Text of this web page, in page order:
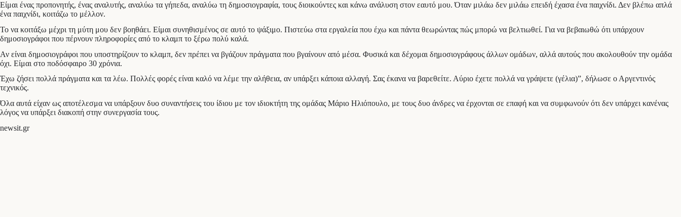
Είμαι ένας προπονητής, ένας αναλυτής, αναλύω τα γήπεδα, αναλύω τη δημοσιογραφία, τους διοικούντες και κάνω ανάλυση στον εαυτό μου. Όταν μιλάω δεν μιλάω επειδή έχασα ένα παιχνίδι. Δεν βλέπω απλά
ένα παιχνίδι, κοιτάζω το μέλλον.
Το να κοιτάξω μέχρι τη μύτη μου δεν βοηθάει. Είμαι συνηθισμένος σε αυτό το ψάξιμο. Πιστεύω στα εργαλεία που έχω και πάντα θεωρώντας πώς μπορώ να βελτιωθεί. Για να βεβαιωθώ ότι υπάρχουν
δημοσιογράφοι που πέρνουν πληροφορίες από το κλαμπ το ξέρω πολύ καλά.
Αν είναι δημοσιογράφοι που υποστηρίζουν το κλαμπ, δεν πρέπει να βγάζουν πράγματα που βγαίνουν από μέσα. Φυσικά και δέχομαι δημοσιογράφους άλλων ομάδων, αλλά αυτούς που ακολουθούν την ομάδα
όχι. Είμαι στο ποδόσφαιρο 30 χρόνια.
Έχω ζήσει πολλά πράγματα και τα λέω. Πολλές φορές είναι καλό να λέμε την αλήθεια, αν υπάρξει κάποια αλλαγή. Σας έκανα να βαρεθείτε. Αύριο έχετε πολλά να γράψετε (γέλια)”, δήλωσε ο Αργεντινός
τεχνικός.
Όλα αυτά είχαν ως αποτέλεσμα να υπάρξουν δυο συναντήσεις του ίδιου με τον ιδιοκτήτη της ομάδας Μάριο Ηλιόπουλο, με τους δυο άνδρες να έρχονται σε επαφή και να συμφωνούν ότι δεν υπάρχει κανένας
λόγος να υπάρξει διακοπή στην συνεργασία τους.
newsit.gr